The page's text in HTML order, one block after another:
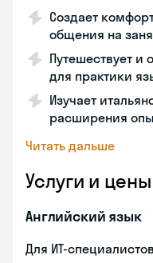
Создает
общения на
Путешествует и
для практики
Изучает
расширения
Читать дальше
Услуги и цены
Английский язык
Для ИТ-специалистов